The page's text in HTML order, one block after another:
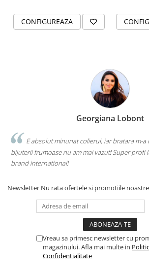
CONFIGUREAZA
Georgiana Lobont
E absolut minunat colierul, iar bratara m-a
bijuterii frumoase nu am mai vazut! Super profi
brand international!
Newsletter Nu rata ofertele si promotiile noastre
Vreau sa primesc newsletter cu
magazinului. Afla mai multe in
Confidentialitate